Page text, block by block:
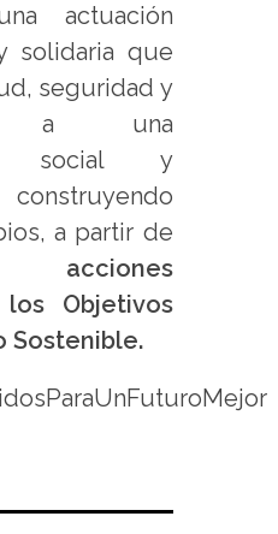
actuación
solidaria que
seguridad y
a una
social y
a partir de
acciones
Objetivos
Sostenible.